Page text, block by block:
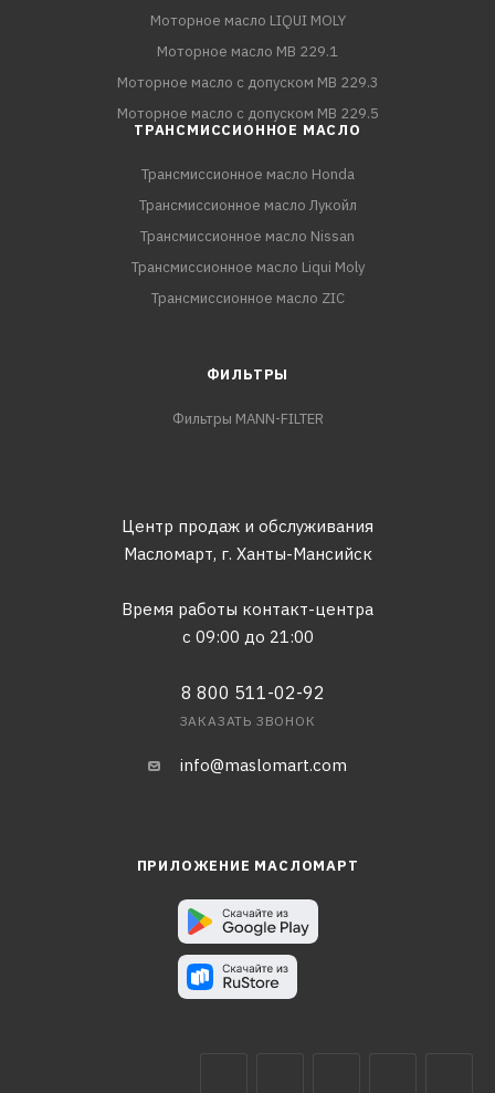
Моторное масло LIQUI MOLY
Моторное масло MB 229.1
Моторное масло с допуском MB 229.3
Моторное масло с допуском MB 229.5
ТРАНСМИССИОННОЕ МАСЛО
Трансмиссионное масло Honda
Трансмиссионное масло Лукойл
Трансмиссионное масло Nissan
Трансмиссионное масло Liqui Moly
Трансмиссионное масло ZIC
ФИЛЬТРЫ
Фильтры MANN-FILTER
Центр продаж и обслуживания
Масломарт, г. Ханты-Мансийск
Время работы контакт-центра
с 09:00 до 21:00
8 800 511-02-92
ЗАКАЗАТЬ ЗВОНОК
info@maslomart.com
ПРИЛОЖЕНИЕ МАСЛОМАРТ